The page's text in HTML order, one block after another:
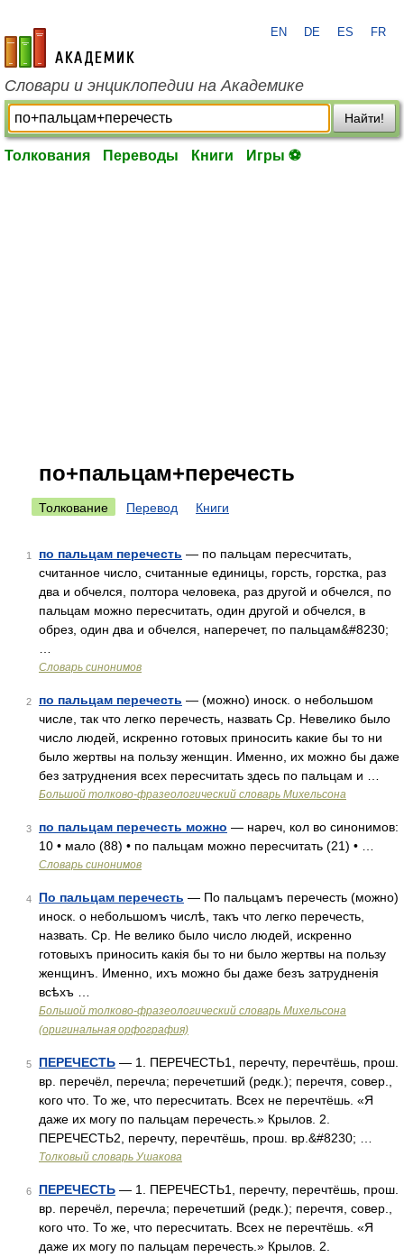
academic.ru
EN DE ES FR
Словари и энциклопедии на Академике
Найти!
Толкования Переводы Книги Игры ⚽
по+пальцам+перечесть
Толкование Перевод Книги
1 по пальцам перечесть — по пальцам пересчитать,
считанное число, считанные единицы, горсть, горстка, раз
два и обчелся, полтора человека, раз другой и обчелся, по
пальцам можно пересчитать, один другой и обчелся, в
обрез, один два и обчелся, наперечет, по пальцам&#8230;
Словарь синонимов
2 по пальцам перечесть — (можно) иноск. о небольшом
числе, так что легко перечесть, назвать Ср. Невелико было
число людей, искренно готовых приносить какие бы то ни
было жертвы на пользу женщин. Именно, их можно бы даже
без затруднения всех пересчитать здесь по пальцам и …
Большой толково-фразеологический словарь Михельсона
3 по пальцам перечесть можно — нареч, кол во синонимов:
10 • мало (88) • по пальцам можно пересчитать (21) • …
Словарь синонимов
4 По пальцам перечесть — По пальцамъ перечесть (можно)
иноск. о небольшомъ числѣ, такъ что легко перечесть,
назвать. Ср. Не велико было число людей, искренно
готовыхъ приносить какія бы то ни было жертвы на пользу
женщинъ. Именно, ихъ можно бы даже безъ затрудненія
всѣхъ …
Большой толково-фразеологический словарь Михельсона
(оригинальная орфография)
5 ПЕРЕЧЕСТЬ — 1. ПЕРЕЧЕСТЬ1, перечту, перечтёшь, прош.
вр. перечёл, перечла; перечетший (редк.); перечтя, совер.,
кого что. То же, что пересчитать. Всех не перечтёшь. «Я
даже их могу по пальцам перечесть.» Крылов. 2.
ПЕРЕЧЕСТЬ2, перечту, перечтёшь, прош. вр.&#8230; …
Толковый словарь Ушакова
6 ПЕРЕЧЕСТЬ — 1. ПЕРЕЧЕСТЬ1, перечту, перечтёшь, прош.
вр. перечёл, перечла; перечетший (редк.); перечтя, совер.,
кого что. То же, что пересчитать. Всех не перечтёшь. «Я
даже их могу по пальцам перечесть.» Крылов. 2.